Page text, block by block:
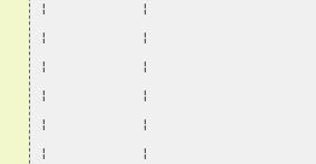
¦           ¦
¦           ¦
¦           ¦
¦           ¦
¦           ¦
¦           ¦